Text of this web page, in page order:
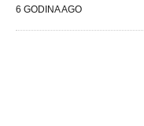
6 GODINA AGO